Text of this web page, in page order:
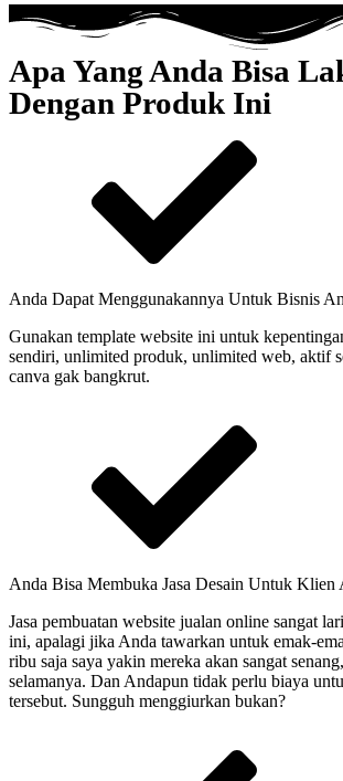
Apa Yang Anda Bisa
Dengan Produk Ini
Anda Dapat Menggunakannya Untuk Bisnis
Gunakan template website ini untuk
sendiri, unlimited produk, unlimited web, aktif
canva gak bangkrut.
Anda Bisa Membuka Jasa Desain Untuk Klien
Jasa pembuatan website jualan online sangat
ini, apalagi jika Anda tawarkan untuk emak-
ribu saja saya yakin mereka akan sangat
selamanya. Dan Andapun tidak perlu biaya
tersebut. Sungguh menggiurkan bukan?